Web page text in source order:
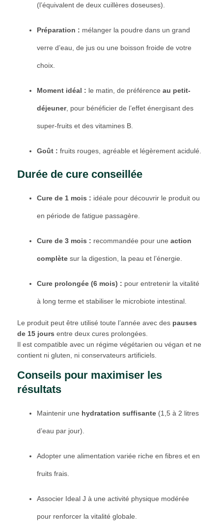
(l’équivalent de deux cuillères doseuses).
Préparation : mélanger la poudre dans un grand
verre d’eau, de jus ou une boisson froide de votre
choix.
Moment idéal : le matin, de préférence au petit-
déjeuner, pour bénéficier de l’effet énergisant des
super-fruits et des vitamines B.
Goût : fruits rouges, agréable et légèrement acidulé.
Durée de cure conseillée
Cure de 1 mois : idéale pour découvrir le produit ou
en période de fatigue passagère.
Cure de 3 mois : recommandée pour une action
complète sur la digestion, la peau et l’énergie.
Cure prolongée (6 mois) : pour entretenir la vitalité
à long terme et stabiliser le microbiote intestinal.
Le produit peut être utilisé toute l’année avec des pauses
de 15 jours entre deux cures prolongées.
Il est compatible avec un régime végétarien ou végan et ne
contient ni gluten, ni conservateurs artificiels.
Conseils pour maximiser les
résultats
Maintenir une hydratation suffisante (1,5 à 2 litres
d’eau par jour).
Adopter une alimentation variée riche en fibres et en
fruits frais.
Associer Ideal J à une activité physique modérée
pour renforcer la vitalité globale.